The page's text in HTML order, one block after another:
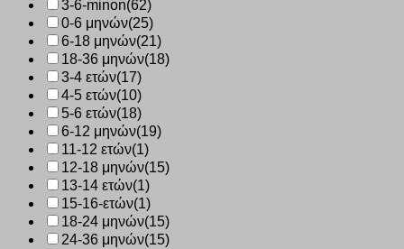
3-6-minon(62)
0-6 μηνών(25)
6-18 μηνών(21)
18-36 μηνών(18)
3-4 ετών(17)
4-5 ετών(10)
5-6 ετών(18)
6-12 μηνών(19)
11-12 ετών(1)
12-18 μηνών(15)
13-14 ετών(1)
15-16-ετών(1)
18-24 μηνών(15)
24-36 μηνών(15)